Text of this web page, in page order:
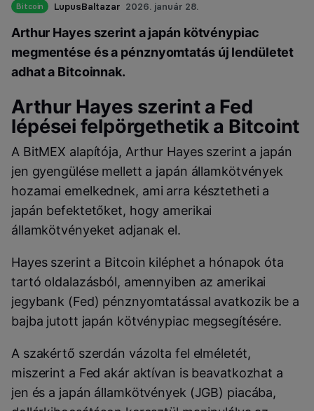
Bitcoin LupusBaltazar 2026. január 28.
Arthur Hayes szerint a japán kötvénypiac
megmentése és a pénznyomtatás új lendületet
adhat a Bitcoinnak.
Arthur Hayes szerint a Fed
lépései felpörgethetik a Bitcoint
A BitMEX alapítója, Arthur Hayes szerint a japán
jen gyengülése mellett a japán államkötvények
hozamai emelkednek, ami arra késztetheti a
japán befektetőket, hogy amerikai
államkötvényeket adjanak el.
Hayes szerint a Bitcoin kiléphet a hónapok óta
tartó oldalazásból, amennyiben az amerikai
jegybank (Fed) pénznyomtatással avatkozik be a
bajba jutott japán kötvénypiac megsegítésére.
A szakértő szerdán vázolta fel elméletét,
miszerint a Fed akár aktívan is beavatkozhat a
jen és a japán államkötvények (JGB) piacába,